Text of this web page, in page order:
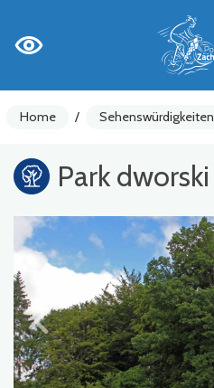
Home / Sehenswürdigkeiten
Park dworski